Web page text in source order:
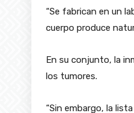
“Se fabrican en un
cuerpo produce
En su conjunto, la
los tumores.
“Sin embargo, la